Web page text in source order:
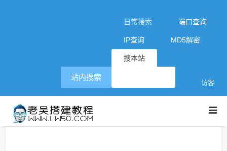
日常搜索 端口查询
IP查询 MD5解密
搜本站
访客
站内搜索